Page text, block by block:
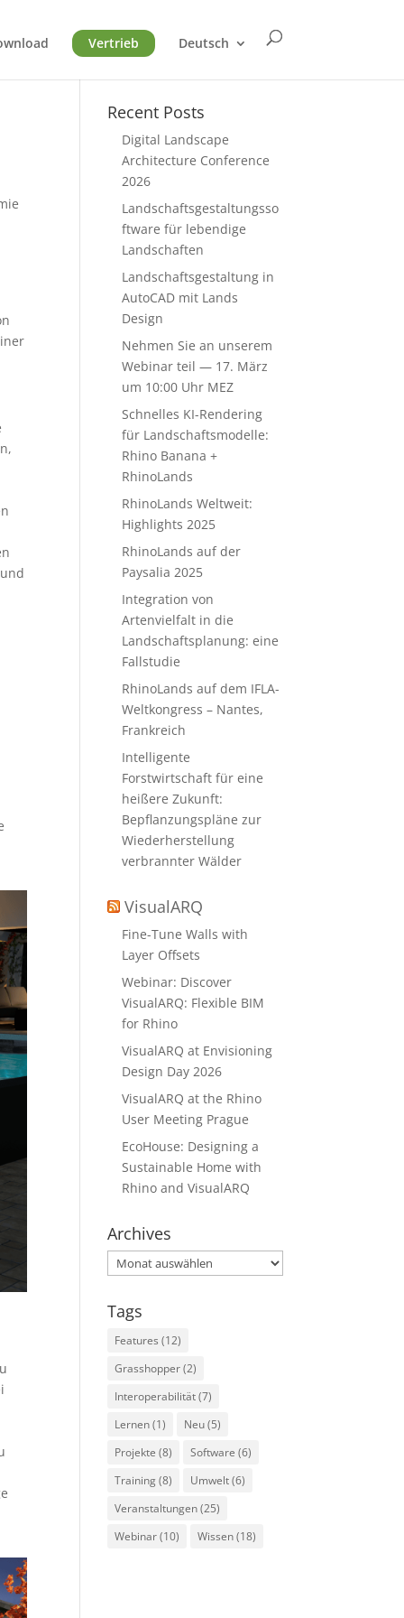
Vertrieb Deutsch
Recent Posts
Digital Landscape
Architecture Conference
2026
Landschaftsgestaltungsso
ftware für lebendige
Landschaften
Landschaftsgestaltung in
AutoCAD mit Lands
Design
Nehmen Sie an unserem
Webinar teil — 17. März
um 10:00 Uhr MEZ
Schnelles KI-Rendering
für Landschaftsmodelle:
Rhino Banana +
RhinoLands
RhinoLands Weltweit:
Highlights 2025
RhinoLands auf der
Paysalia 2025
Integration von
Artenvielfalt in die
Landschaftsplanung: eine
Fallstudie
RhinoLands auf dem IFLA-
Weltkongress – Nantes,
Frankreich
Intelligente
Forstwirtschaft für eine
heißere Zukunft:
Bepflanzungspläne zur
Wiederherstellung
verbrannter Wälder
VisualARQ
Fine-Tune Walls with
Layer Offsets
Webinar: Discover
VisualARQ: Flexible BIM
for Rhino
VisualARQ at Envisioning
Design Day 2026
VisualARQ at the Rhino
User Meeting Prague
EcoHouse: Designing a
Sustainable Home with
Rhino and VisualARQ
Archives
Archives
Tags
Features (12)
Grasshopper(2)
Interoperabilität(7)
Lernen(1) Neu(5)
Projekte (8) Software (6)
Training(8) Umwelt(6)
Veranstaltungen(25)
Webinar(10) Wissen(18)